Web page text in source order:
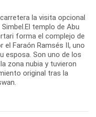
la visita opcional
templo de Abu
forma el complejo de
el Faraón Ramsés II, uno
esposa. Son uno de los
zona nubia y tuvieron
original tras la